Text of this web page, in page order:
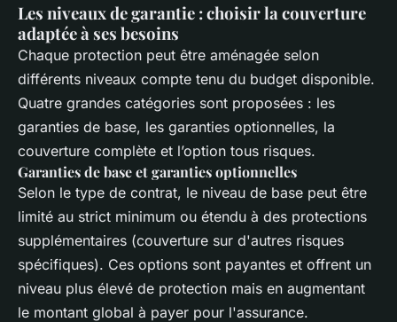
Les niveaux de garantie : choisir la couverture
adaptée à ses besoins
Chaque protection peut être aménagée selon
différents niveaux compte tenu du budget disponible.
Quatre grandes catégories sont proposées : les
garanties de base, les garanties optionnelles, la
couverture complète et l’option tous risques.
Garanties de base et garanties optionnelles
Selon le type de contrat, le niveau de base peut être
limité au strict minimum ou étendu à des protections
supplémentaires (couverture sur d'autres risques
spécifiques). Ces options sont payantes et offrent un
niveau plus élevé de protection mais en augmentant
le montant global à payer pour l'assurance.